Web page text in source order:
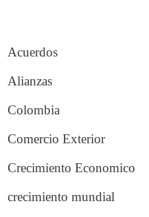
Acuerdos
Alianzas
Colombia
Comercio Exterior
Crecimiento Economico
crecimiento mundial